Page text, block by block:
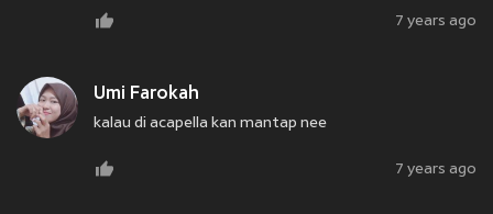
7 years ago
Umi Farokah
kalau di acapella kan mantap nee
7 years ago